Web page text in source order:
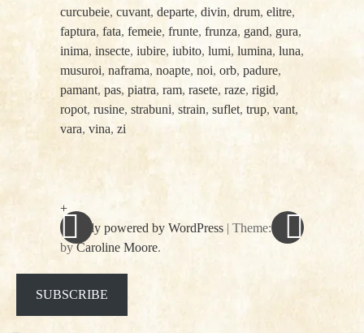
curcubeie, cuvant, departe, divin, drum, elitre,
faptura, fata, femeie, frunte, frunza, gand, gura,
inima, insecte, iubire, iubito, lumi, lumina, luna,
musuroi, naframa, noapte, noi, orb, padure,
pamant, pas, piatra, ram, rasete, raze, rigid,
ropot, rusine, strabuni, strain, suflet, trup, vant,
vara, vina, zi
Post
navigation
+
Proudly powered by WordPress | Theme: spun
byCaroline Moore.
SUBSCRIBE